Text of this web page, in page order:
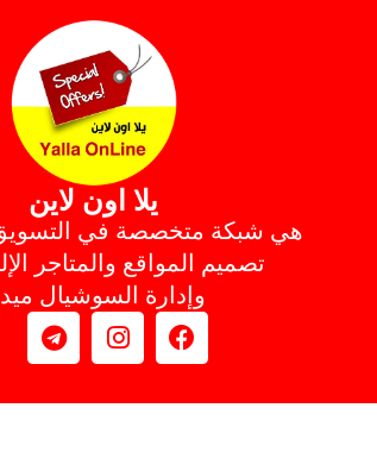
يلا اون لاين
هي شبكة متخصصة في التسويق
تصميم المواقع والمتاجر
وإدارة السوشيال